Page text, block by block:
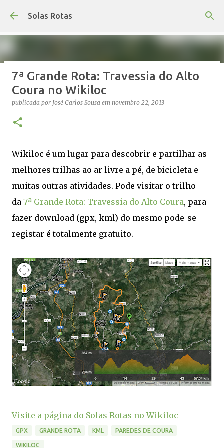
Avançar para o conteúdo principal
Solas Rotas
Os Solas Rotas estão de férias
publicada porsaos emjulho 03, 2026 FÉRIAS
7ª Grande Rota: Travessia do Alto
Coura no Wikiloc
publicada por José Carlos Sousa em novembro 22, 2013
Wikiloc é um lugar para descobrir e partilhar as
melhores trilhas ao ar livre a pé, de bicicleta e
muitas outras atividades. Pode visitar o trilho
da 7ª Grande Rota: Travessia do Alto Coura, para
fazer download (gpx, kml) do mesmo pode-se
registar é totalmente gratuito.
Visite a página do Solas Rotas no Wikiloc
GPX GRANDE ROTA KML PAREDES DE COURA
WIKILOC